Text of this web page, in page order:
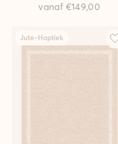
vanaf €149,00
Jute-Haptiek